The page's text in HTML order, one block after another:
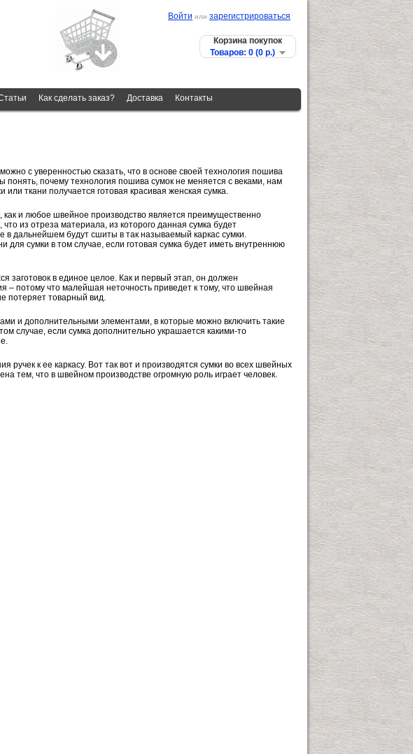
Корзина покупок
Товаров: 0 (0 p.)
Войти или зарегистрироваться
Как сделать заказ? Доставка Контакты
с уверенностью сказать, что в основе своей технология пошива
понять, почему технология пошива сумок не меняется с веками, нам
ткани получается готовая красивая женская сумка.
как и любое швейное производство является преимущественно
из отреза материала, из которого данная сумка будет
в дальнейшем будут сшиты в так называемый каркас сумки.
сумки в том случае, если готовая сумка будет иметь внутреннюю
заготовок в единое целое. Как и первый этап, он должен
потому что малейшая неточность приведет к тому, что швейная
потеряет товарный вид.
и дополнительными элементами, в которые можно включить такие
случае, если сумка дополнительно украшается какими-то
к ее каркасу. Вот так вот и производятся сумки во всех швейных
тем, что в швейном производстве огромную роль играет человек.